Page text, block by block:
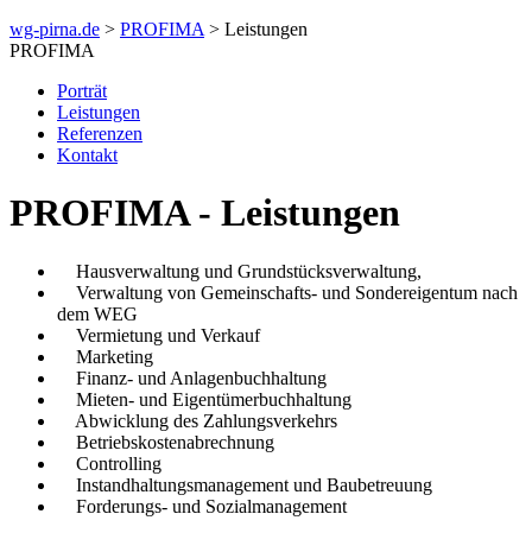
wg-pirna.de > PROFIMA > Leistungen
PROFIMA
Porträt
Leistungen
Referenzen
Kontakt
PROFIMA - Leistungen
Hausverwaltung und Grundstücksverwaltung,
Verwaltung von Gemeinschafts- und Sondereigentum nach
dem WEG
Vermietung und Verkauf
Marketing
Finanz- und Anlagenbuchhaltung
Mieten- und Eigentümerbuchhaltung
Abwicklung des Zahlungsverkehrs
Betriebskostenabrechnung
Controlling
Instandhaltungsmanagement und Baubetreuung
Forderungs- und Sozialmanagement